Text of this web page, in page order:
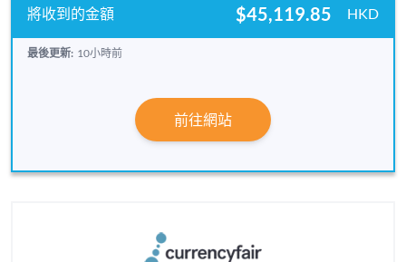
$45,119.85 HKD
最後更新: 10小時前
前往網站